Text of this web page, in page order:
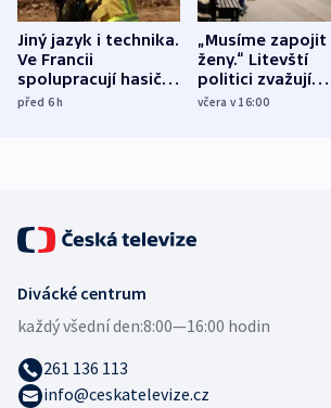
Jiný jazyk i technika.
Ve Francii
spolupracují hasiči z
různých zemí
před 6h
„Musíme zapojit
ženy.“ Litevští
politici zvažují
dohodu o
včera v 16:00
Divácké centrum
každý všední den:8:00—16:00 hodin
261 136 113
info@ceskatelevize.cz